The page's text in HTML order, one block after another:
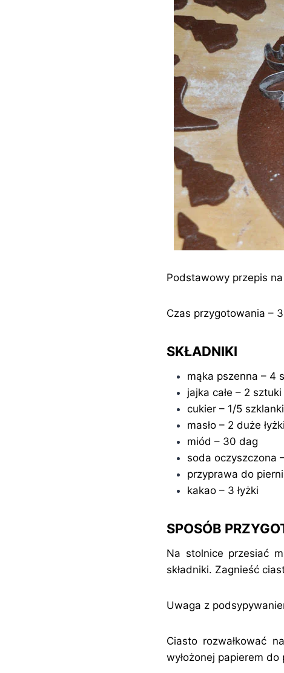
Podstawowy przepis
Czas przygotowania –
SKŁADNIKI
mąka pszenna – 4
jajka całe – 2 sztuki
cukier – 1/5 szklanki
masło – 2 duże łyżki
miód – 30 dag
soda oczyszczona
przyprawa do
kakao – 3 łyżki
SPOSÓB
Na stolnice przesiać
składniki. Zagnieść
Uwaga z
Ciasto rozwałkować
wyłożonej papierem do